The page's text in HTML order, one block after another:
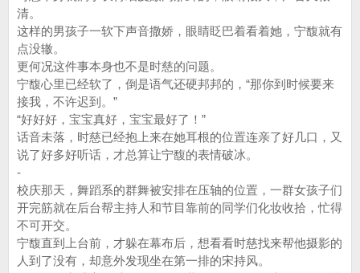
清。
这样的男孩子一软下声音撒娇，眼睛眨巴着看着她，宁馥就有
点没辙。
更何况这件事本身也不是时慈的问题。
宁馥心里已经软了，倒是语气还硬邦邦的，“那你到时候要来
接我，不许迟到。”
“好好好，宝宝真好，宝宝最好了！”
话音未落，时慈已经抱上来在她耳根的位置连亲了好几口，又
说了好多好听话，才总算让宁馥的表情破冰。
-
校庆那天，舞蹈系的群舞被安排在压轴的位置，一群女孩子们
开完筋就在后台帮主持人和节目靠前的同学们化妆收拾，忙得
不可开交。
宁馥直到上台前，才躲在幕布后，想看看时慈找来帮他摄影的
人到了没有，却意外发现坐在第一排的宋持风。